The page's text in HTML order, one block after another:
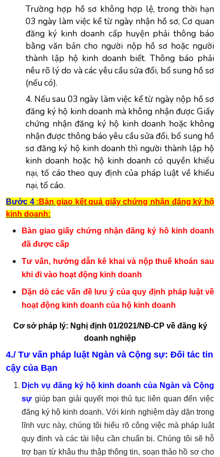
Trường hợp hồ sơ không hợp lệ, trong thời hạn
03 ngày làm việc kể từ ngày nhận hồ sơ, Cơ quan
đăng ký kinh doanh cấp huyện phải thông báo
bằng văn bản cho người nộp hồ sơ hoặc người
thành lập hộ kinh doanh biết. Thông báo phải
nêu rõ lý do và các yêu cầu sửa đổi, bổ sung hồ sơ
(nếu có).
4. Nếu sau 03 ngày làm việc kể từ ngày nộp hồ sơ
đăng ký hộ kinh doanh mà không nhận được Giấy
chứng nhận đăng ký hộ kinh doanh hoặc không
nhận được thông báo yêu cầu sửa đổi, bổ sung hồ
sơ đăng ký hộ kinh doanh thì người thành lập hộ
kinh doanh hoặc hộ kinh doanh có quyền khiếu
nại, tố cáo theo quy định của pháp luật về khiếu
nại, tố cáo.
Bước 4 :Bàn giao kết quả giấy chứng nhận đăng ký hộ
kinh doanh:
Bàn giao giấy chứng nhận đăng ký hô kinh doanh
đã được cấp
Tư vấn, hướng dẫn kê khai và nộp thuế khoán sau
khi đi vào hoạt động kinh doanh
Dặn dò các vấn đề lưu ý của quy định pháp luật về
hoạt động kinh doanh của hộ kinh doanh
Cơ sở pháp lý: Nghị định 01/2021/NĐ-CP về đăng ký
doanh nghiệp
4./ Tư vấn pháp luật Ngàn và Cộng sự: Đối tác tin
cậy của Bạn
Dịch vụ đăng ký hộ kinh doanh của Ngàn và Cộng
sự giúp bạn giải quyết mọi thủ tục liên quan đến việc
đăng ký hộ kinh doanh. Với kinh nghiệm dày dặn trong
lĩnh vực này, chúng tôi hiểu rõ công việc mà pháp luật
quy định và các tài liệu cần chuẩn bị. Chúng tôi sẽ hỗ
trợ bạn từ khâu thu thập thông tin, soạn thảo hồ sơ cho